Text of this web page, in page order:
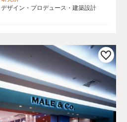
ザイン・プロデュース・建築設計